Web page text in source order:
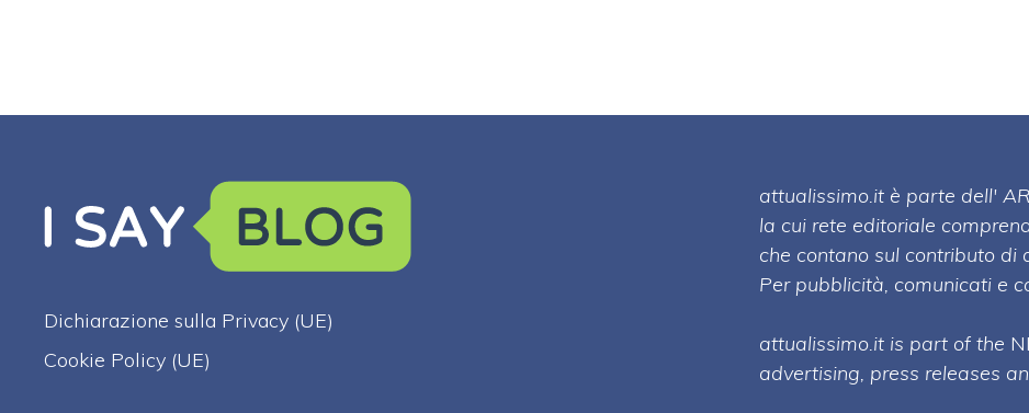
Dichiarazione sulla Privacy (UE)
Cookie Policy (UE)
attualissimo.it è parte dell'
la cui rete editoriale
che contano sul contributo
Per pubblicità, comunicati e
attualissimo.it is part of the
advertising, press releases